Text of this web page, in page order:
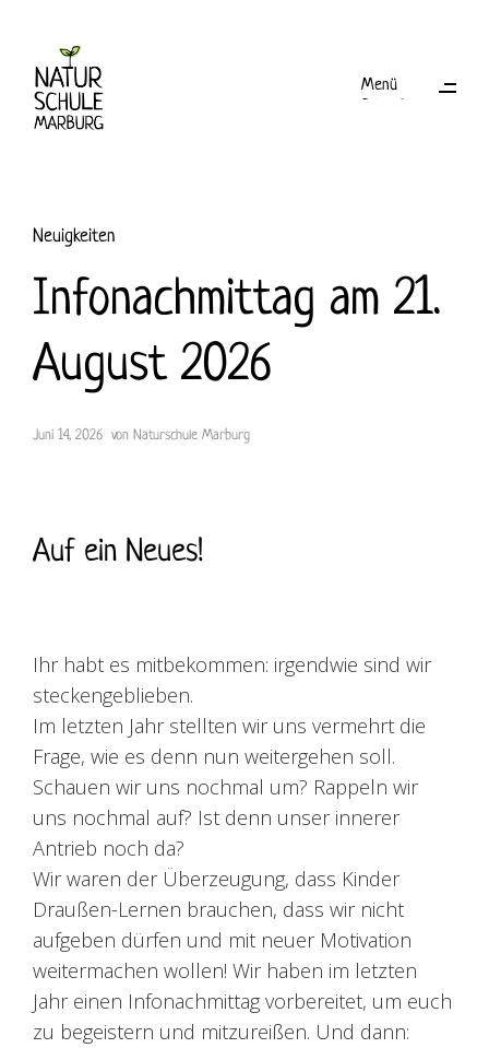
Menü
Neuigkeiten
Infonachmittag am 21.
August 2026
Juni 14, 2026 von Naturschule Marburg
Auf ein Neues!
Ihr habt es mitbekommen: irgendwie sind wir
steckengeblieben.
Im letzten Jahr stellten wir uns vermehrt die
Frage, wie es denn nun weitergehen soll.
Schauen wir uns nochmal um? Rappeln wir
uns nochmal auf? Ist denn unser innerer
Antrieb noch da?
Wir waren der Überzeugung, dass Kinder
Draußen-Lernen brauchen, dass wir nicht
aufgeben dürfen und mit neuer Motivation
weitermachen wollen! Wir haben im letzten
Jahr einen Infonachmittag vorbereitet, um euch
zu begeistern und mitzureißen. Und dann: